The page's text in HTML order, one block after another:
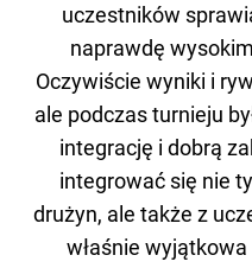
uczestników
naprawdę
Oczywiście wyniki i
ale podczas turnieju
integrację i dobrą
integrować się nie
drużyn, ale także z
właśnie